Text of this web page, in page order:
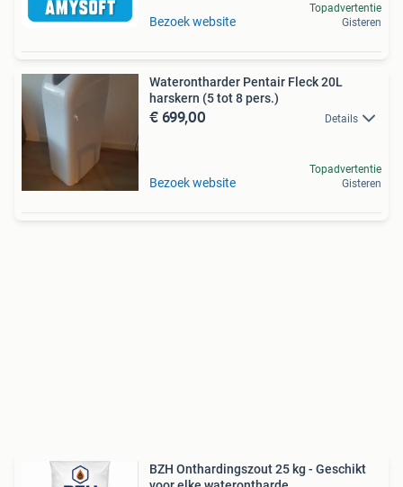
Bezoek website
Topadvertentie
Gisteren
Waterontharder Pentair Fleck 20L
harskern (5 tot 8 pers.)
€ 699,00 Details
Bezoek website
Topadvertentie
Gisteren
BZH Onthardingszout 25 kg - Geschikt